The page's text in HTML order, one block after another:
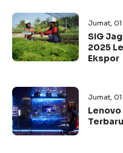
Jumat, 01
SIG
2025
Ekspor
Jumat, 01